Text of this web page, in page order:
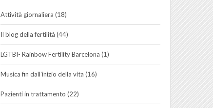
Attività giornaliera (18)
Il blog della fertilità (44)
LGTBI- Rainbow Fertility Barcelona (1)
Musica fin dall'inizio della vita (16)
Pazienti in trattamento (22)